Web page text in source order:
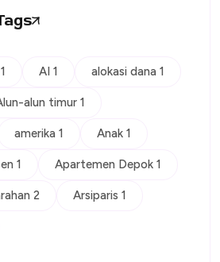
AI 1 alokasi dana 1
alun timur 1
amerika 1 Anak 1
1 Apartemen Depok 1
2 Arsiparis 1